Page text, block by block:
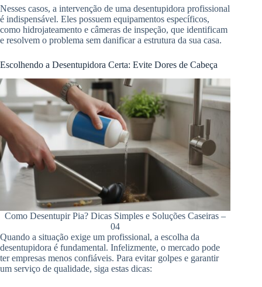
Nesses casos, a intervenção de uma desentupidora profissional
é indispensável. Eles possuem equipamentos específicos,
como hidrojateamento e câmeras de inspeção, que identificam
e resolvem o problema sem danificar a estrutura da sua casa.
Escolhendo a Desentupidora Certa: Evite Dores de Cabeça
Como Desentupir Pia? Dicas Simples e Soluções Caseiras –
04
Quando a situação exige um profissional, a escolha da
desentupidora é fundamental. Infelizmente, o mercado pode
ter empresas menos confiáveis. Para evitar golpes e garantir
um serviço de qualidade, siga estas dicas: